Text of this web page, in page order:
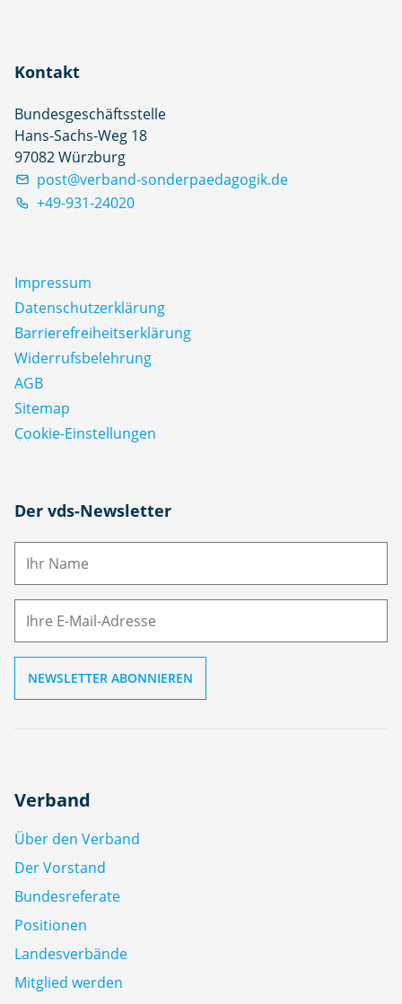
Kontakt
Bundesgeschäftsstelle
Hans-Sachs-Weg 18
97082 Würzburg
post@verband-sonderpaedagogik.de
+49-931-24020
Impressum
Datenschutz­erklärung
Barrierefreiheitserklärung
Widerrufsbelehrung
AGB
Sitemap
Cookie-Einstellungen
Der vds-Newsletter
N
M
Verband
Über den Verband
Der Vorstand
Bundesreferate
Positionen
Landesverbände
Mitglied werden